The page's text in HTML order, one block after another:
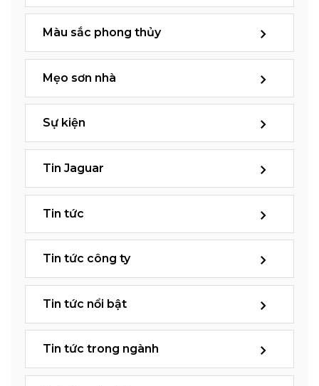
Màu sắc phong thủy
Mẹo sơn nhà
Sự kiện
Tin Jaguar
Tin tức
Tin tức công ty
Tin tức nổi bật
Tin tức trong ngành